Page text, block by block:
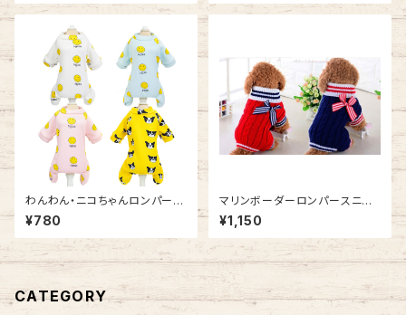
わんわん・ニコちゃんロンパース
NB20AW12502000
¥780
マリンボーダーロンパースニット
NB20AW9804199
¥1,150
CATEGORY